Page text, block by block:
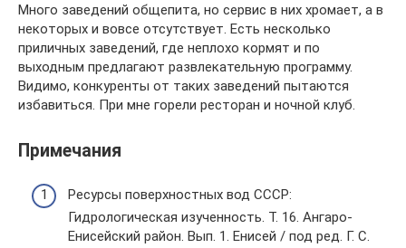
Много заведений общепита, но сервис в них хромает, а в
некоторых и вовсе отсутствует. Есть несколько
приличных заведений, где неплохо кормят и по
выходным предлагают развлекательную программу.
Видимо, конкуренты от таких заведений пытаются
избавиться. При мне горели ресторан и ночной клуб.
Примечания
Ресурсы поверхностных вод СССР:
Гидрологическая изученность. Т. 16. Ангаро-
Енисейский район. Вып. 1. Енисей / под ред. Г. С.